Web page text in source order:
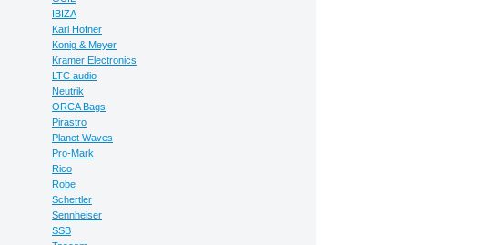
IBIZA
Karl Höfner
Konig & Meyer
Kramer Electronics
LTC audio
Neutrik
ORCA Bags
Pirastro
Planet Waves
Pro-Mark
Rico
Robe
Schertler
Sennheiser
SSB